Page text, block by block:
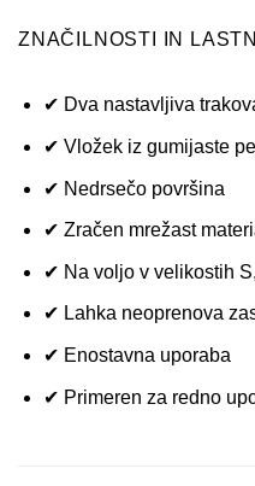
ZNAČILNOSTI IN
✔ Dva nastavljiva
✔ Vložek iz gumijaste
✔ Nedrsečo površina
✔ Zračen mrežast
✔ Na voljo v velikostih
✔ Lahka neoprenova
✔ Enostavna uporaba
✔ Primeren za redno